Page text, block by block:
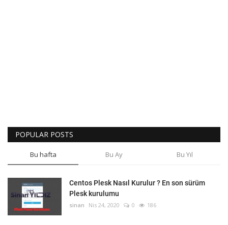
POPULAR POSTS
Bu hafta Bu Ay Bu Yıl
Centos Plesk Nasıl Kurulur ? En son sürüm
Plesk kurulumu
sinan Nis 24, 2020 0 186